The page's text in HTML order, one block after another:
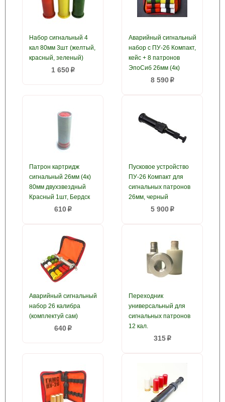
Набор сигнальный 4
кал 80мм 3шт (желтый,
красный, зеленый)
1 650p
Аварийный сигнальный
набор с ПУ-26 Компакт,
кейс + 8 патронов
ЭпоСиб 26мм (4к)
8 590p
Патрон картридж
сигнальный 26мм (4к)
80мм двухзвездный
Красный 1шт, Бердск
610p
Пусковое устройство
ПУ-26 Компакт для
сигнальных патронов
26мм, черный
5 900p
Аварийный сигнальный
набор 26 калибра
(комплектуй сам)
640p
Переходник
универсальный для
сигнальных патронов
12 кал.
315p